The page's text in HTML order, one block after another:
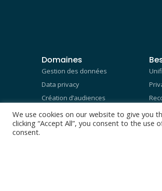
Domaines
Gestion des données
Data privacy
Création d’audiences
Gestion du parcours client
Rétention Client
We use cookies on our website to give you
clicking “Accept All”, you consent to the
consent.